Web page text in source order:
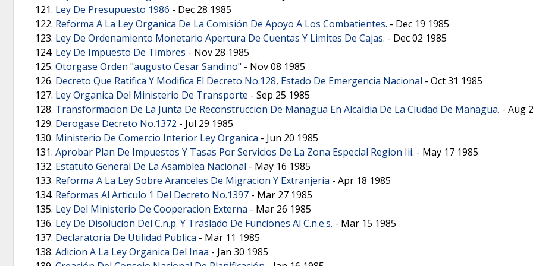
Ley De Presupuesto 1986 - Dec 28 1985
Reforma A La Ley Organica De La Comisión De Apoyo A Los Combatientes. - Dec 19 1985
Ley De Ordenamiento Monetario Apertura De Cuentas Y Limites De Cajas. - Dec 02 1985
Ley De Impuesto De Timbres - Nov 28 1985
Otorgase Orden "augusto Cesar Sandino" - Nov 08 1985
Decreto Que Ratifica Y Modifica El Decreto No.128, Estado De Emergencia Nacional - Oct 31 1985
Ley Organica Del Ministerio De Transporte - Sep 25 1985
Transformacion De La Junta De Reconstruccion De Managua En Alcaldia De La Ciudad De Managua. - Aug
Derogase Decreto No.1372 - Jul 29 1985
Ministerio De Comercio Interior Ley Organica - Jun 20 1985
Aprobar Plan De Impuestos Y Tasas Por Servicios De La Zona Especial Region Iii. - May 17 1985
Estatuto General De La Asamblea Nacional - May 16 1985
Reforma A La Ley Sobre Aranceles De Migracion Y Extranjeria - Apr 18 1985
Reformas Al Articulo 1 Del Decreto No.1397 - Mar 27 1985
Ley Del Ministerio De Cooperacion Externa - Mar 26 1985
Ley De Disolucion Del C.n.p. Y Traslado De Funciones Al C.n.e.s. - Mar 15 1985
Declaratoria De Utilidad Publica - Mar 11 1985
Adicion A La Ley Organica Del Inaa - Jan 30 1985